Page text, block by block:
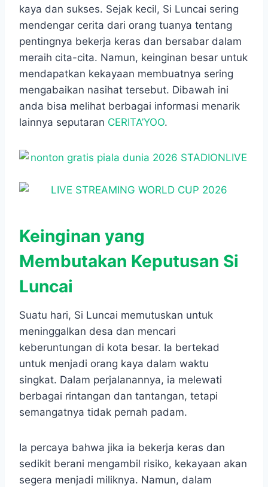
kaya dan sukses. Sejak kecil, Si Luncai sering
mendengar cerita dari orang tuanya tentang
pentingnya bekerja keras dan bersabar dalam
meraih cita-cita. Namun, keinginan besar untuk
mendapatkan kekayaan membuatnya sering
mengabaikan nasihat tersebut. Dibawah ini
anda bisa melihat berbagai informasi menarik
lainnya seputaran CERITA’YOO.
Keinginan yang
Membutakan Keputusan Si
Luncai
Suatu hari, Si Luncai memutuskan untuk
meninggalkan desa dan mencari
keberuntungan di kota besar. Ia bertekad
untuk menjadi orang kaya dalam waktu
singkat. Dalam perjalanannya, ia melewati
berbagai rintangan dan tantangan, tetapi
semangatnya tidak pernah padam.
Ia percaya bahwa jika ia bekerja keras dan
sedikit berani mengambil risiko, kekayaan akan
segera menjadi miliknya. Namun, dalam